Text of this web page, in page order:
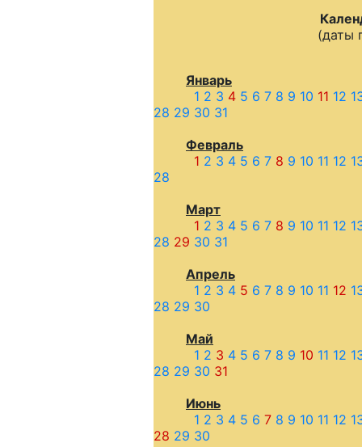
(даты
Январь
1 2 3 4 5 6 7 8 9 10 11 12
28 29 30 31
Февраль
1 2 3 4 5 6 7 8 9 10 11 12
28
Март
1 2 3 4 5 6 7 8 9 10 11 12
28 29 30 31
Апрель
1 2 3 4 5 6 7 8 9 10 11 12
28 29 30
Май
1 2 3 4 5 6 7 8 9 10 11 12
28 29 30 31
Июнь
1 2 3 4 5 6 7 8 9 10 11 12
28 29 30